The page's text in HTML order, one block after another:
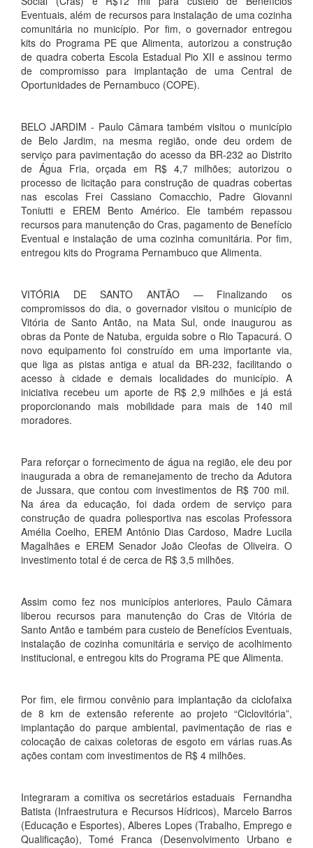
Eventuais, além de recursos para instalação de uma cozinha
comunitária no município. Por fim, o governador entregou
kits do Programa PE que Alimenta, autorizou a construção
de quadra coberta Escola Estadual Pio XII e assinou termo
de compromisso para implantação de uma Central de
Oportunidades de Pernambuco (COPE).
BELO JARDIM - Paulo Câmara também visitou o município
de Belo Jardim, na mesma região, onde deu ordem de
serviço para pavimentação do acesso da BR-232 ao Distrito
de Água Fria, orçada em R$ 4,7 milhões; autorizou o
processo de licitação para construção de quadras cobertas
nas escolas Frei Cassiano Comacchio, Padre Giovanni
Toniutti e EREM Bento Américo. Ele também repassou
recursos para manutenção do Cras, pagamento de Benefício
Eventual e instalação de uma cozinha comunitária. Por fim,
entregou kits do Programa Pernambuco que Alimenta.
VITÓRIA DE SANTO ANTÃO — Finalizando os
compromissos do dia, o governador visitou o município de
Vitória de Santo Antão, na Mata Sul, onde inaugurou as
obras da Ponte de Natuba, erguida sobre o Rio Tapacurá. O
novo equipamento foi construído em uma importante via,
que liga as pistas antiga e atual da BR-232, facilitando o
acesso à cidade e demais localidades do município. A
iniciativa recebeu um aporte de R$ 2,9 milhões e já está
proporcionando mais mobilidade para mais de 140 mil
moradores.
Para reforçar o fornecimento de água na região, ele deu por
inaugurada a obra de remanejamento de trecho da Adutora
de Jussara, que contou com investimentos de R$ 700 mil.
Na área da educação, foi dada ordem de serviço para
construção de quadra poliesportiva nas escolas Professora
Amélia Coelho, EREM Antônio Dias Cardoso, Madre Lucila
Magalhães e EREM Senador João Cleofas de Oliveira. O
investimento total é de cerca de R$ 3,5 milhões.
Assim como fez nos municípios anteriores, Paulo Câmara
liberou recursos para manutenção do Cras de Vitória de
Santo Antão e também para custeio de Benefícios Eventuais,
instalação de cozinha comunitária e serviço de acolhimento
institucional, e entregou kits do Programa PE que Alimenta.
Por fim, ele firmou convênio para implantação da ciclofaixa
de 8 km de extensão referente ao projeto “Ciclovitória”,
implantação do parque ambiental, pavimentação de rias e
colocação de caixas coletoras de esgoto em várias ruas.As
ações contam com investimentos de R$ 4 milhões.
Integraram a comitiva os secretários estaduais Fernandha
Batista (Infraestrutura e Recursos Hídricos), Marcelo Barros
(Educação e Esportes), Alberes Lopes (Trabalho, Emprego e
Qualificação), Tomé Franca (Desenvolvimento Urbano e